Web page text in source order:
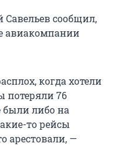
сообщил,
авиакомпании
когда хотели
потеряли 76
были либо на
то рейсы
арестовали, —